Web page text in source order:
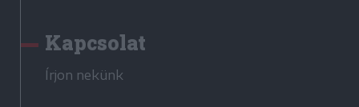
Kapcsolat
Írjon nekünk